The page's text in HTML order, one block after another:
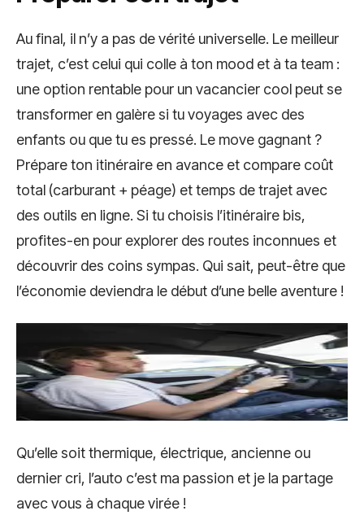
Au final, il n’y a pas de vérité universelle. Le meilleur
trajet, c’est celui qui colle à ton mood et à ta team :
une option rentable pour un vacancier cool peut se
transformer en galère si tu voyages avec des
enfants ou que tu es pressé. Le move gagnant ?
Prépare ton itinéraire en avance et compare coût
total (carburant + péage) et temps de trajet avec
des outils en ligne. Si tu choisis l’itinéraire bis,
profites-en pour explorer des routes inconnues et
découvrir des coins sympas. Qui sait, peut-être que
l’économie deviendra le début d’une belle aventure !
Qu’elle soit thermique, électrique, ancienne ou
dernier cri, l’auto c’est ma passion et je la partage
avec vous à chaque virée !